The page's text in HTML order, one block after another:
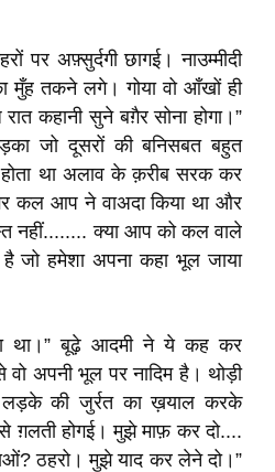
पर अफ़्सुर्दगी छागई। नाउम्मीदी
तकने लगे। गोया वो आँखों ही
कहानी सुने बग़ैर सोना होगा।”
जो दूसरों की बनिसबत बहुत
होता था अलाव के क़रीब सरक कर
कल आप ने वाअदा किया था और
नहीं........ क्या आप को कल वाले
है जो हमेशा अपना कहा भूल जाया
था।” बूढ़े आदमी ने ये कह कर
अपनी भूल पर नादिम है। थोड़ी
लड़के की जुर्रत का ख़याल करके
ग़लती होगई। मुझे माफ़ कर दो....
ठहरो। मुझे याद कर लेने दो।”